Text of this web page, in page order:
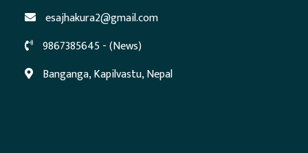
esajhakura2@gmail.com
9867385645 - (News)
Banganga, Kapilvastu, Nepal